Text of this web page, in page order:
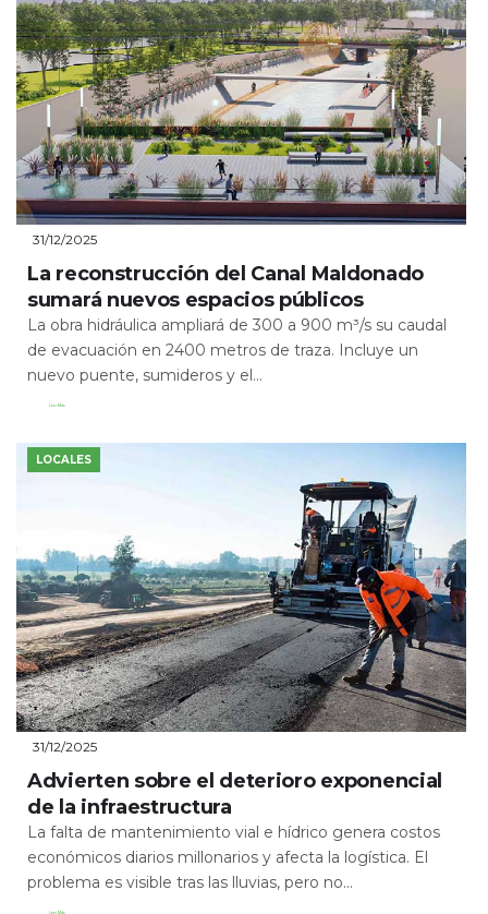
31/12/2025
La reconstrucción del Canal Maldonado
sumará nuevos espacios públicos
La obra hidráulica ampliará de 300 a 900 m³/s su caudal
de evacuación en 2400 metros de traza. Incluye un
nuevo puente, sumideros y el...
Leer Más
LOCALES
31/12/2025
Advierten sobre el deterioro exponencial
de la infraestructura
La falta de mantenimiento vial e hídrico genera costos
económicos diarios millonarios y afecta la logística. El
problema es visible tras las lluvias, pero no...